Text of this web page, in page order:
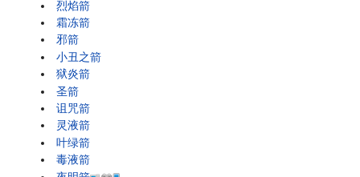
烈焰箭
霜冻箭
邪箭
小丑之箭
狱炎箭
圣箭
诅咒箭
灵液箭
叶绿箭
毒液箭